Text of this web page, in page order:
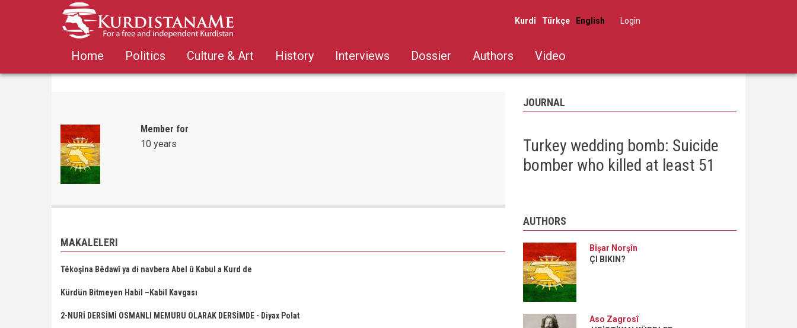
Kurdî Türkçe English
User
menu
Log in
Home Politics Culture & Art History Interviews Dossier Authors Video
Member for
10 years
MAKALELERI
Têkoşîna Bêdawî ya di navbera Abel û Kabul a Kurd de
Kürdün Bitmeyen Habil –Kabil Kavgası
2-NURİ DERSİMİ OSMANLI MEMURU OLARAK DERSİMDE - Diyax Polat
JOURNAL
Turkey wedding bomb: Suicide
bomber who killed at least 51
AUTHORS
Bîşar Norşîn
ÇI BIKIN?
Aso Zagrosî